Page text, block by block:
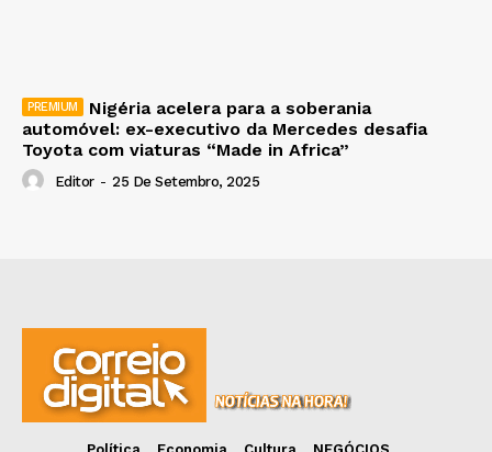
Nigéria acelera para a soberania
automóvel: ex-executivo da Mercedes desafia
Toyota com viaturas “Made in Africa”
Editor - 25 De Setembro, 2025